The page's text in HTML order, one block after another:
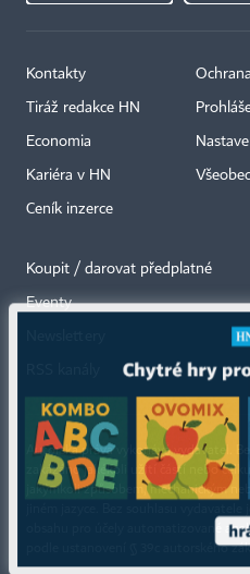
Kontakty
Tiráž redakce HN
Economia
Kariéra v HN
Ceník inzerce
Koupit / darovat předplatné
Eventy
Autorská práva vykonává vydavatel.
zakázáno jakékoli užití částí nebo
jakýmkoli způsobem, mechanickým
obsahu pro účely automatizované
podle ustanovení § 39c autorského